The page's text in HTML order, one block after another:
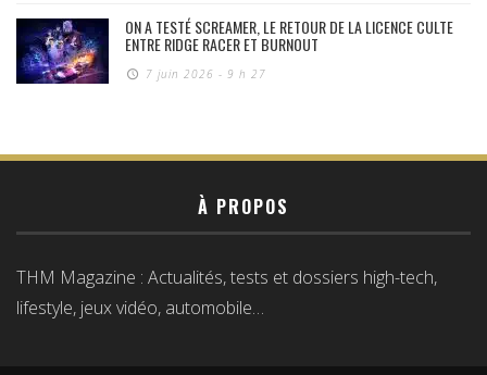
ON A TESTÉ SCREAMER, LE RETOUR DE LA LICENCE CULTE
ENTRE RIDGE RACER ET BURNOUT
7 juin 2026 - 9 h 27
À PROPOS
THM Magazine : Actualités, tests et dossiers high-tech,
lifestyle, jeux vidéo, automobile…